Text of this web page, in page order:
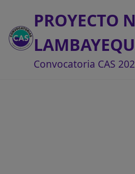
PROYECTO
Convocatoria CAS